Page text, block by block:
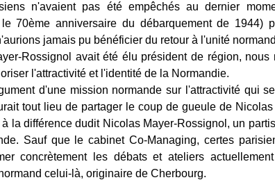
n'avaient pas été empêchés au dernier
le 70ème anniversaire du débarquement de 1944)
jamais pu bénéficier du retour à l'unité
Rossignol avait été élu président de région,
l'attractivité et l'identité de la Normandie.
d'une mission normande sur l'attractivité qui
tout lieu de partager le coup de gueule de
la différence dudit Nicolas Mayer-Rossignol, un
Sauf que le cabinet Co-Managing, certes
concrètement les débats et ateliers
celui-là, originaire de Cherbourg.